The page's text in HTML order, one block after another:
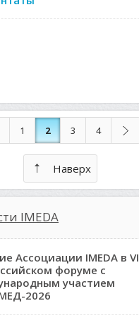
1 2 3 4
Наверх
IMEDA
Ассоциации IMEDA в VI
форуме с
участием
2026